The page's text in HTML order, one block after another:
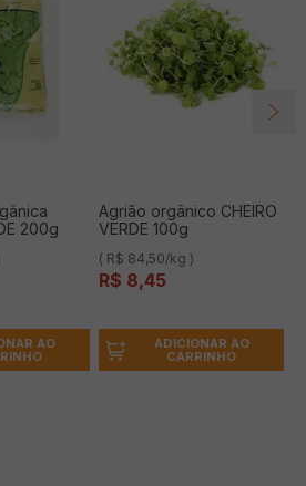
200g
AO
Agrião orgânico CHEIRO
VERDE 100g
( R$ 84,50/kg )
R$ 8,45
ADICIONAR AO
CARRINHO